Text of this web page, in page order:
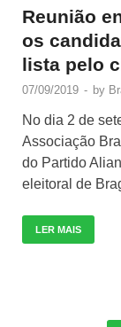
Reunião
os
lista pelo
07/09/2019 - by
No dia 2 de
Associação
do Partido
eleitoral de
LER MAIS